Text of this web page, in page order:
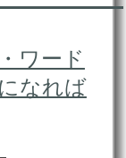
ワード
なれば